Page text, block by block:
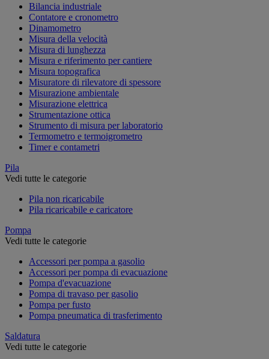
Bilancia industriale
Contatore e cronometro
Dinamometro
Misura della velocità
Misura di lunghezza
Misura e riferimento per cantiere
Misura topografica
Misuratore di rilevatore di spessore
Misurazione ambientale
Misurazione elettrica
Strumentazione ottica
Strumento di misura per laboratorio
Termometro e termoigrometro
Timer e contametri
Pila
Vedi tutte le categorie
Pila non ricaricabile
Pila ricaricabile e caricatore
Pompa
Vedi tutte le categorie
Accessori per pompa a gasolio
Accessori per pompa di evacuazione
Pompa d'evacuazione
Pompa di travaso per gasolio
Pompa per fusto
Pompa pneumatica di trasferimento
Saldatura
Vedi tutte le categorie